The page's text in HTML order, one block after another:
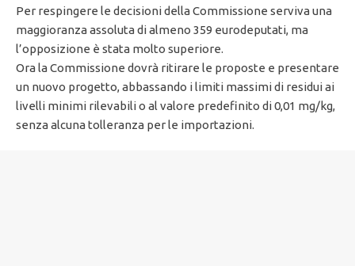
Per respingere le decisioni della Commissione serviva una
maggioranza assoluta di almeno 359 eurodeputati, ma
l’opposizione è stata molto superiore.
Ora la Commissione dovrà ritirare le proposte e presentare
un nuovo progetto, abbassando i limiti massimi di residui ai
livelli minimi rilevabili o al valore predefinito di 0,01 mg/kg,
senza alcuna tolleranza per le importazioni.